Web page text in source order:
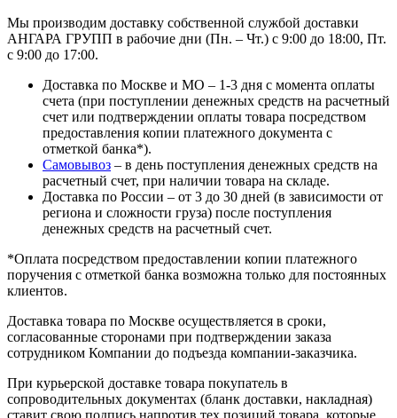
Мы производим доставку собственной службой доставки
АНГАРА ГРУПП в рабочие дни (Пн. – Чт.) с 9:00 до 18:00, Пт.
с 9:00 до 17:00.
Доставка по Москве и МО – 1-3 дня с момента оплаты
счета (при поступлении денежных средств на расчетный
счет или подтверждении оплаты товара посредством
предоставления копии платежного документа с
отметкой банка*).
Самовывоз – в день поступления денежных средств на
расчетный счет, при наличии товара на складе.
Доставка по России – от 3 до 30 дней (в зависимости от
региона и сложности груза) после поступления
денежных средств на расчетный счет.
*Оплата посредством предоставлении копии платежного
поручения с отметкой банка возможна только для постоянных
клиентов.
Доставка товара по Москве осуществляется в сроки,
согласованные сторонами при подтверждении заказа
сотрудником Компании до подъезда компании-заказчика.
При курьерской доставке товара покупатель в
сопроводительных документах (бланк доставки, накладная)
ставит свою подпись напротив тех позиций товара, которые